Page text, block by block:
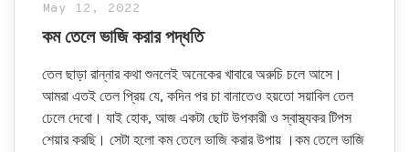
May 12, 2022
কম তেলে ভাজি করার পদ্ধতি
তেল ছাড়া রান্নার কথা শুনলেই অনেকের খাবারে অরুচি চলে আসে।
আমরা এতই তেল প্রিয় যে, কদিন পর চা বানাতেও হয়তো সয়াবিল তেল
ঢেলে দেবো। যাই হোক, আজ একটা ছোট উপকারী ও স্বাস্থ্যকর টিপস
শেয়ার করছি। সেটা হলো কম তেলে ভাজি করার উপায় ।কম তেলে ভাজি